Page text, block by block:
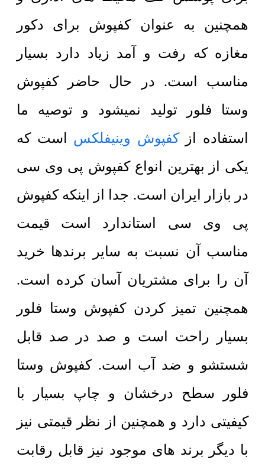
همچنین به عنوان کفپوش برای دکور
مغازه که رفت و آمد زیاد دارد بسیار
مناسب است. در حال حاضر کفپوش
وستا فلور تولید نمیشود و توصیه ما
استفاده از
کفپوش وینیفلکس
است که
یکی از بهترین انواع کفپوش پی وی سی
در بازار ایران است. جدا از اینکه کفپوش
پی وی سی استاندارد است قیمت
مناسب آن نسبت به سایر برندها خرید
آن را برای مشتریان آسان کرده است.
همچنین تمیز کردن کفپوش وستا فلور
بسیار راحت است و صد در صد قابل
شستشو و ضد آب است. کفپوش وستا
فلور سطح درخشان و چاپ بسیار با
کیفیتی دارد و همچنین از نظر قیمتی نیز
با دیگر برند های موجود نیز قابل رقابت